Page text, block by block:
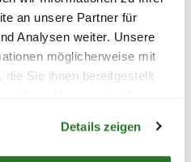
an unsere Partner für
Analysen weiter. Unsere
möglicherweise mit
Sie ihnen bereitgestellt
Details zeigen
18V StarterKit
74,99
inkl. MwSt. zzgl.